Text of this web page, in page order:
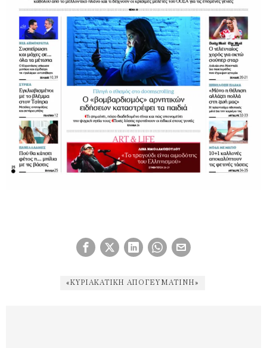
«ΚΥΡΙΑΚΆΤΙΚΗ ΑΠΟΓΕΥΜΑΤΙΝΉ»